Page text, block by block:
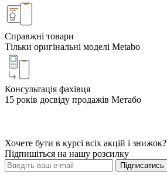
Справжні товари
Тільки оригінальні моделі Metabo
Консультація фахівця
15 років досвіду продажів Метабо
Хочете бути в курсі всіх акцій і знижок?
Підпишіться на нашу розсилку
Підписатись